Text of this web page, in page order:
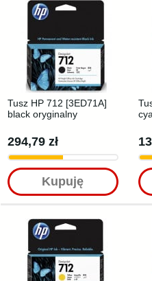
Tusz HP 712 [3ED71A]
black oryginalny
294,79 zł
Kupuję